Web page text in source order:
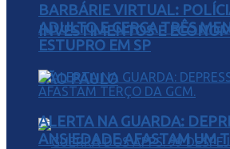
INVESTIMENTOS E
SÃO PAULO
BARBÁRIE VIRTUAL:
ADULTO E CERCA TRÊS
ESTUPRO EM SP
ALERTA NA GUARDA:
ANSIEDADE AFASTAM UM